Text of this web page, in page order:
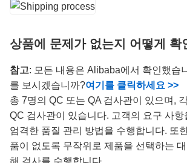
상품에 문제가 없는지 어떻게 확
참고: 모든 내용은 Alibaba에서 확인했습
를 보시겠습니까?여기를 클릭하세요 >>
총 7명의 QC 또는 QA 검사관이 있으며,
QC 검사관이 있습니다. 고객의 요구 사항
엄격한 품질 관리 방법을 수행합니다. 또
품이 없도록 무작위로 제품을 선택하는
해 검사를 수행합니다.